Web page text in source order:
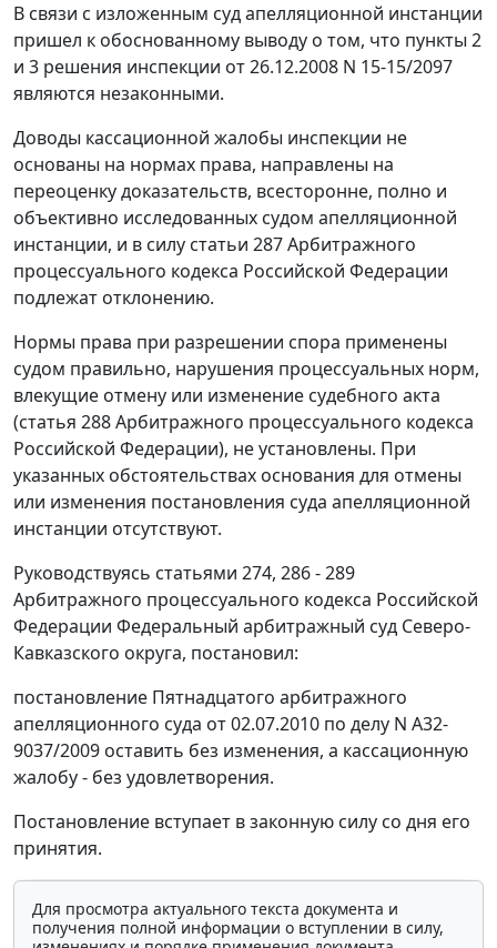
В связи с изложенным суд апелляционной инстанции
пришел к обоснованному выводу о том, что пункты 2
и 3 решения инспекции от 26.12.2008 N 15-15/2097
являются незаконными.
Доводы кассационной жалобы инспекции не
основаны на нормах права, направлены на
переоценку доказательств, всесторонне, полно и
объективно исследованных судом апелляционной
инстанции, и в силу статьи 287Арбитражного
процессуального кодекса Российской Федерации
подлежат отклонению.
Нормы права при разрешении спора применены
судом правильно, нарушения процессуальных норм,
влекущие отмену или изменение судебного акта
(статья 288Арбитражного процессуального кодекса
Российской Федерации), не установлены. При
указанных обстоятельствах основания для отмены
или изменения постановления суда апелляционной
инстанции отсутствуют.
Руководствуясь статьями 274, 286 - 289
Арбитражного процессуального кодекса Российской
Федерации Федеральный арбитражный суд Северо-
Кавказского округа, постановил:
постановление Пятнадцатого арбитражного
апелляционного суда от 02.07.2010 по делу N А32-
9037/2009 оставить без изменения, а кассационную
жалобу - без удовлетворения.
Постановление вступает в законную силу со дня его
принятия.
Для просмотра актуального текста документа и
получения полной информации о вступлении в силу,